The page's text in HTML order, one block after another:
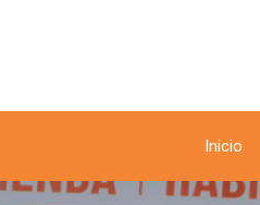
Inicio